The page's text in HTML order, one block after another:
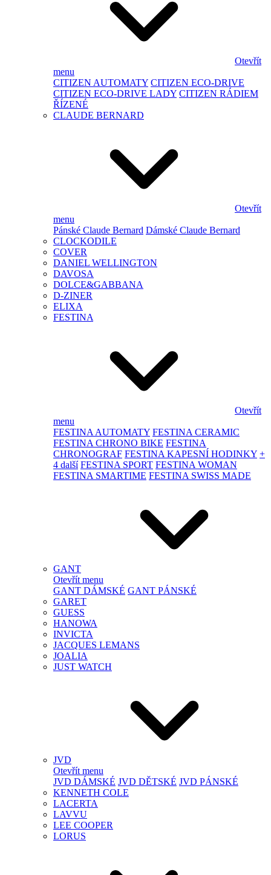
Otevřít
menu
CITIZEN AUTOMATY CITIZEN ECO-DRIVE
CITIZEN ECO-DRIVE LADY CITIZEN RÁDIEM
ŘÍZENÉ
CLAUDE BERNARD
Otevřít
menu
Pánské Claude Bernard Dámské Claude Bernard
CLOCKODILE
COVER
DANIEL WELLINGTON
DAVOSA
DOLCE&GABBANA
D-ZINER
ELIXA
FESTINA
Otevřít
menu
FESTINA AUTOMATY FESTINA CERAMIC
FESTINA CHRONO BIKE FESTINA
CHRONOGRAF FESTINA KAPESNÍ HODINKY +
4 další FESTINA SPORT FESTINA WOMAN
FESTINA SMARTIME FESTINA SWISS MADE
GANT
Otevřít menu
GANT DÁMSKÉ GANT PÁNSKÉ
GARET
GUESS
HANOWA
INVICTA
JACQUES LEMANS
JOALIA
JUST WATCH
JVD
Otevřít menu
JVD DÁMSKÉ JVD DĚTSKÉ JVD PÁNSKÉ
KENNETH COLE
LACERTA
LAVVU
LEE COOPER
LORUS